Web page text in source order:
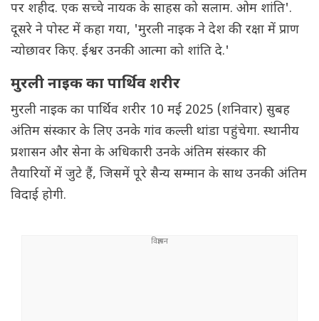
पर शहीद. एक सच्चे नायक के साहस को सलाम. ओम शांति'.
दूसरे ने पोस्ट में कहा गया, 'मुरली नाइक ने देश की रक्षा में प्राण
न्योछावर किए. ईश्वर उनकी आत्मा को शांति दे.'
मुरली नाइक का पार्थिव शरीर
मुरली नाइक का पार्थिव शरीर 10 मई 2025 (शनिवार) सुबह
अंतिम संस्कार के लिए उनके गांव कल्ली थांडा पहुंचेगा. स्थानीय
प्रशासन और सेना के अधिकारी उनके अंतिम संस्कार की
तैयारियों में जुटे हैं, जिसमें पूरे सैन्य सम्मान के साथ उनकी अंतिम
विदाई होगी.